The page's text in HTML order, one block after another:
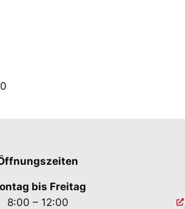
bis Freitag
8:00 – 12:00